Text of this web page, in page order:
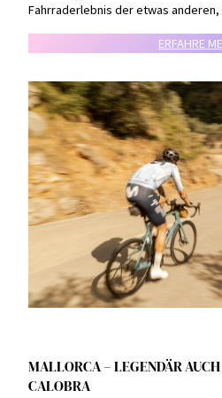
Fahrraderlebnis der etwas anderen,
ERFAHRE
MALLORCA – LEGENDÄR
CALOBRA